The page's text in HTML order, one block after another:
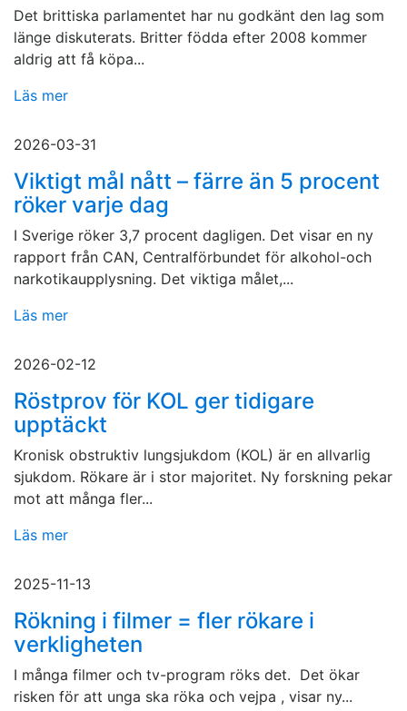
Det brittiska parlamentet har nu godkänt den lag som
länge diskuterats. Britter födda efter 2008 kommer
aldrig att få köpa...
Läs mer
2026-03-31
Viktigt mål nått – färre än 5 procent
röker varje dag
I Sverige röker 3,7 procent dagligen. Det visar en ny
rapport från CAN, Centralförbundet för alkohol-och
narkotikaupplysning. Det viktiga målet,...
Läs mer
2026-02-12
Röstprov för KOL ger tidigare
upptäckt
Kronisk obstruktiv lungsjukdom (KOL) är en allvarlig
sjukdom. Rökare är i stor majoritet. Ny forskning pekar
mot att många fler...
Läs mer
2025-11-13
Rökning i filmer = fler rökare i
verkligheten
I många filmer och tv-program röks det. Det ökar
risken för att unga ska röka och vejpa , visar ny...